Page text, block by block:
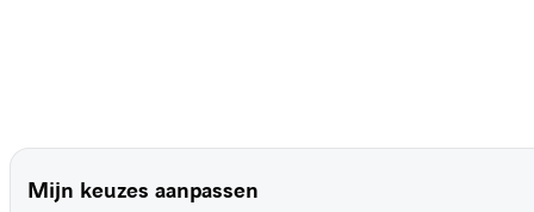
Mijn keuzes aanpassen